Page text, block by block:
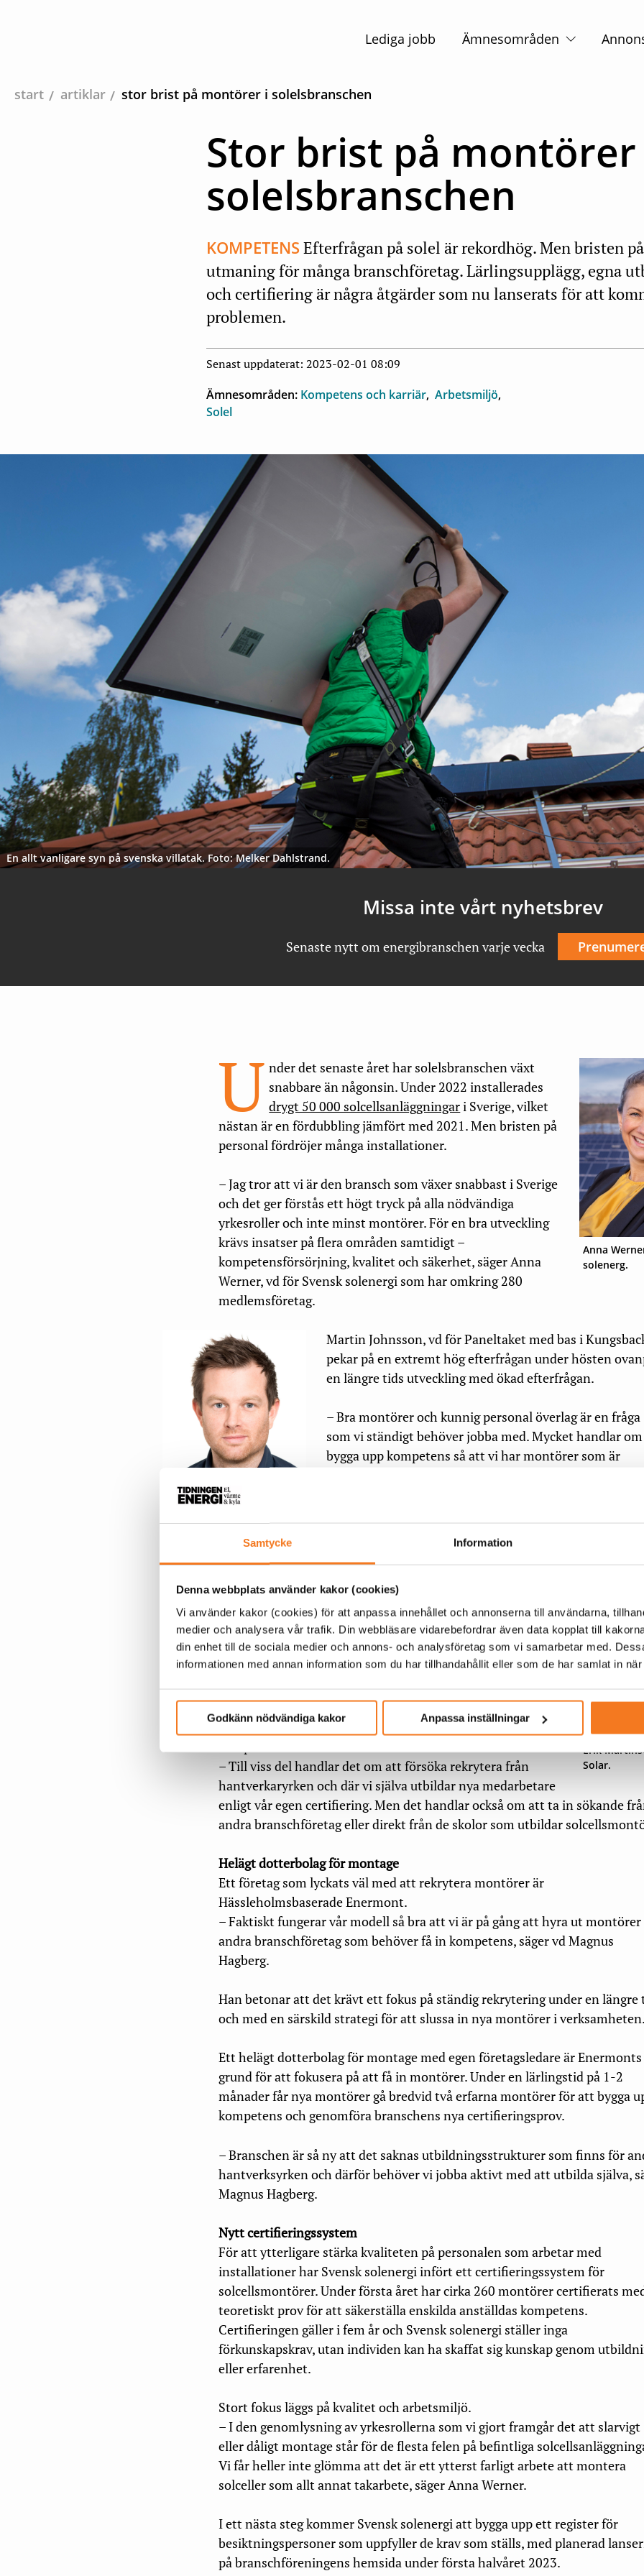
Samtycke Information
Denna webbplats använder kakor (cookies)
Vi använder kakor (cookies) för att anpassa innehållet och annonserna till användarna,
medier och analysera vår trafik. Din webbläsare vidarebefordrar även data kopplat till
din enhet till de sociala medier och annons- och analysföretag som vi samarbetar med.
informationen med annan information som du har tillhandahållit eller som de har samlat in
Godkänn nödvändiga kakor Anpassa inställningar
Huvudnavigation
Lediga jobb Ämnesområden
start artiklar stor brist på montörer i solelsbranschen
Stor brist på
solelsbranschen
KOMPETENS Efterfrågan på solel är rekordhög. Men bristen
utmaning för många branschföretag. Lärlingsupplägg, egna
och certifiering är några åtgärder som nu lanserats för att
problemen.
Senast uppdaterat: 2023-02-01 08:09
Ämnesområden: Kompetens och karriär Arbetsmiljö
Solel
En allt vanligare syn på svenska villatak. Foto: Melker Dahlstrand.
Missa inte vårt nyhetsbrev
Senaste nytt om energibranschen varje vecka
Anna
solenerg.
U nder det senaste året har solelsbranschen växt
snabbare än någonsin. Under 2022 installerades
drygt 50 000 solcellsanläggningari Sverige, vilket
nästan är en fördubbling jämfört med 2021. Men bristen på
personal fördröjer många installationer.
– Jag tror att vi är den bransch som växer snabbast i Sverige
och det ger förstås ett högt tryck på alla nödvändiga
yrkesroller och inte minst montörer. För en bra utveckling
krävs insatser på flera områden samtidigt –
kompetensförsörjning, kvalitet och säkerhet, säger Anna
Werner, vd för Svensk solenergi som har omkring 280
medlemsföretag.
Martin Johnsson, vd för
Martin Johnsson, vd för Paneltaket med bas i
pekar på en extremt hög efterfrågan under hösten
en längre tids utveckling med ökad efterfrågan.
– Bra montörer och kunnig personal överlag är en fråga
som vi ständigt behöver jobba med. Mycket handlar
bygga upp kompetens så att vi har montörer som är
Erik
Solar.
För Erik Martinson, vd för Svea Solar,
anställa betydligt fler installatörer i Sverige.
– Vi anställer ständigt och har även startat upp vårt eget
utbildningscenter för att mäkta med den stora efterfrågan
och samtidigt skapa en bra och säker arbetsmiljö för våra
anställda.
Linus Baihofer Werner,vd för Luma Energy, lyfter
betydelsen av flera åtgärder för att möta bristen på
– Till viss del handlar det om att försöka rekrytera från
hantverkaryrken och där vi själva utbildar nya medarbetare
enligt vår egen certifiering. Men det handlar också om att ta in sökande
andra branschföretag eller direkt från de skolor som utbildar
Helägt dotterbolag för montage
Ett företag som lyckats väl med att rekrytera montörer är
Hässleholmsbaserade Enermont.
– Faktiskt fungerar vår modell så bra att vi är på gång att hyra ut
andra branschföretag som behöver få in kompetens, säger vd Magnus
Hagberg.
Han betonar att det krävt ett fokus på ständig rekrytering under en längre
och med en särskild strategi för att slussa in nya montörer i
Ett helägt dotterbolag för montage med egen företagsledare är Enermonts
grund för att fokusera på att få in montörer. Under en lärlingstid på 1-2
månader får nya montörer gå bredvid två erfarna montörer för att bygga
kompetens och genomföra branschens nya certifieringsprov.
– Branschen är så ny att det saknas utbildningsstrukturer som finns för
hantverksyrken och därför behöver vi jobba aktivt med att utbilda själva,
Magnus Hagberg.
Nytt certifieringssystem
För att ytterligare stärka kvaliteten på personalen som arbetar med
installationer har Svensk solenergi infört ett certifieringssystem för
solcellsmontörer. Under första året har cirka 260 montörer certifierats
teoretiskt prov för att säkerställa enskilda anställdas kompetens.
Certifieringen gäller i fem år och Svensk solenergi ställer inga
förkunskapskrav, utan individen kan ha skaffat sig kunskap genom
eller erfarenhet.
Stort fokus läggs på kvalitet och arbetsmiljö.
– I den genomlysning av yrkesrollerna som vi gjort framgår det att slarvigt
eller dåligt montage står för de flesta felen på befintliga
Vi får heller inte glömma att det är ett ytterst farligt arbeteatt montera
solceller som allt annat takarbete, säger Anna Werner.
I ett nästa stegkommer Svensk solenergi att bygga upp ett register för
besiktningspersoner som uppfyller de krav som ställs, med planerad
på branschföreningens hemsida under första halvåret 2023.